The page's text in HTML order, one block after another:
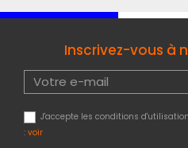
Inscrivez-vous à
J'accepte les conditions
: voir